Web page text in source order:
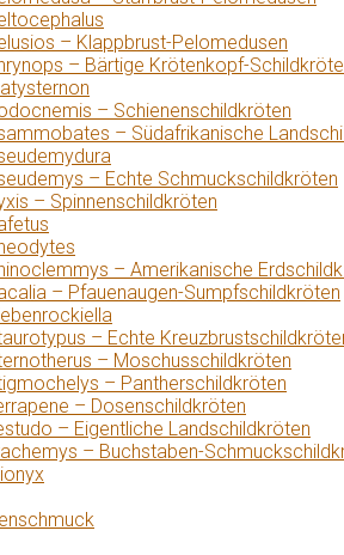
– Klappbrust-Pelomedusen
– Bärtige Krötenkopf-
– Schienenschildkröten
– Südafrikanische
– Echte Schmuckschildkröten
– Spinnenschildkröten
– Amerikanische
– Pfauenaugen-Sumpfschildkröten
– Echte
– Moschusschildkröten
– Pantherschildkröten
– Dosenschildkröten
– Eigentliche Landschildkröten
– Buchstaben-